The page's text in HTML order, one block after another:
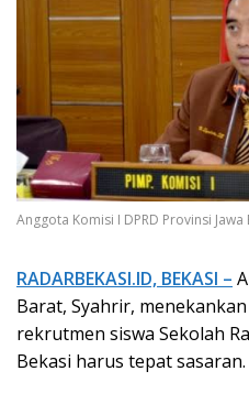
Anggota Komisi I DPRD Provinsi
RADARBEKASI.ID, BEKASI –
Barat, Syahrir,
rekrutmen siswa Sekolah
Bekasi harus tepat sasaran.